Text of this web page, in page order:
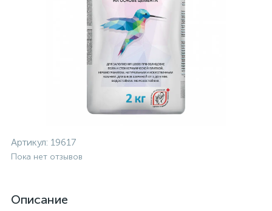
Артикул: 19617
Пока нет отзывов
Описание